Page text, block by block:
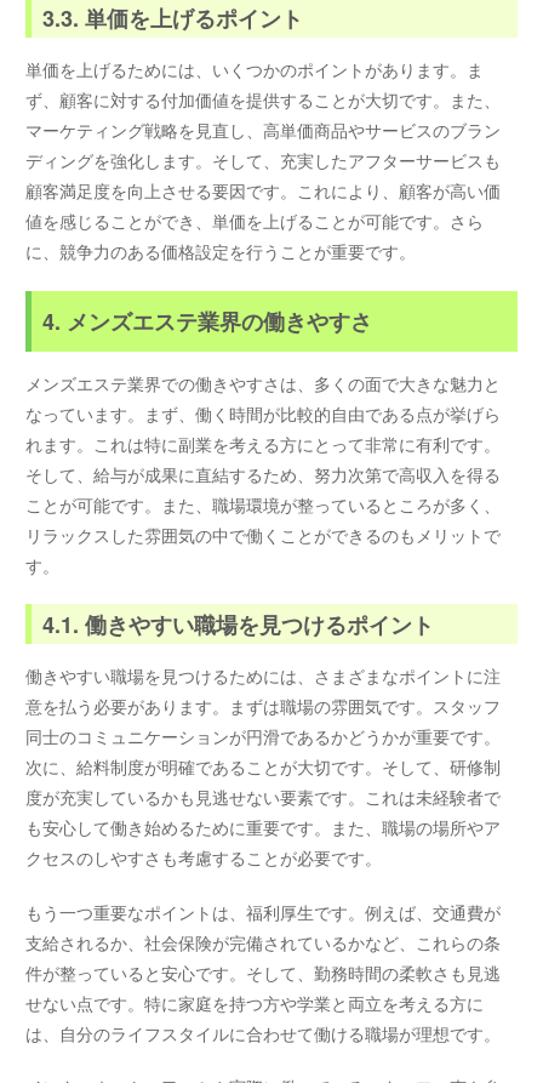
3.3. 単価を上げるポイント
単価を上げるためには、いくつかのポイントがあります。ま
ず、顧客に対する付加価値を提供することが大切です。また、
マーケティング戦略を見直し、高単価商品やサービスのブラン
ディングを強化します。そして、充実したアフターサービスも
顧客満足度を向上させる要因です。これにより、顧客が高い価
値を感じることができ、単価を上げることが可能です。さら
に、競争力のある価格設定を行うことが重要です。
4. メンズエステ業界の働きやすさ
メンズエステ業界での働きやすさは、多くの面で大きな魅力と
なっています。まず、働く時間が比較的自由である点が挙げら
れます。これは特に副業を考える方にとって非常に有利です。
そして、給与が成果に直結するため、努力次第で高収入を得る
ことが可能です。また、職場環境が整っているところが多く、
リラックスした雰囲気の中で働くことができるのもメリットで
す。
4.1. 働きやすい職場を見つけるポイント
働きやすい職場を見つけるためには、さまざまなポイントに注
意を払う必要があります。まずは職場の雰囲気です。スタッフ
同士のコミュニケーションが円滑であるかどうかが重要です。
次に、給料制度が明確であることが大切です。そして、研修制
度が充実しているかも見逃せない要素です。これは未経験者で
も安心して働き始めるために重要です。また、職場の場所やア
クセスのしやすさも考慮することが必要です。
もう一つ重要なポイントは、福利厚生です。例えば、交通費が
支給されるか、社会保険が完備されているかなど、これらの条
件が整っていると安心です。そして、勤務時間の柔軟さも見逃
せない点です。特に家庭を持つ方や学業と両立を考える方に
は、自分のライフスタイルに合わせて働ける職場が理想です。